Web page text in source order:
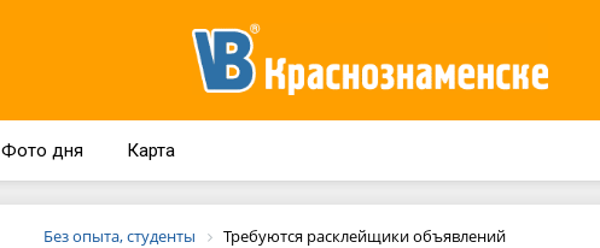
Фото дня Карта
Без опыта, студенты Требуются расклейщики объявлений